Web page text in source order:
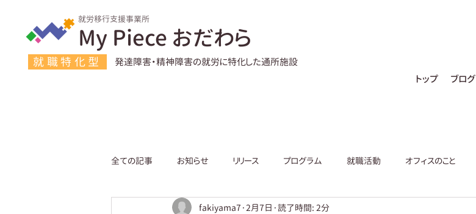
My Piece おだわら
就労移行支援事業所
就職特化型 発達障害・精神障害の就労に特化した通所施設
トップ ブログ
全ての記事 お知らせ リリース プログラム 就職活動 オフィスのこと
fakiyama7 2月7日 読了時間: 2分